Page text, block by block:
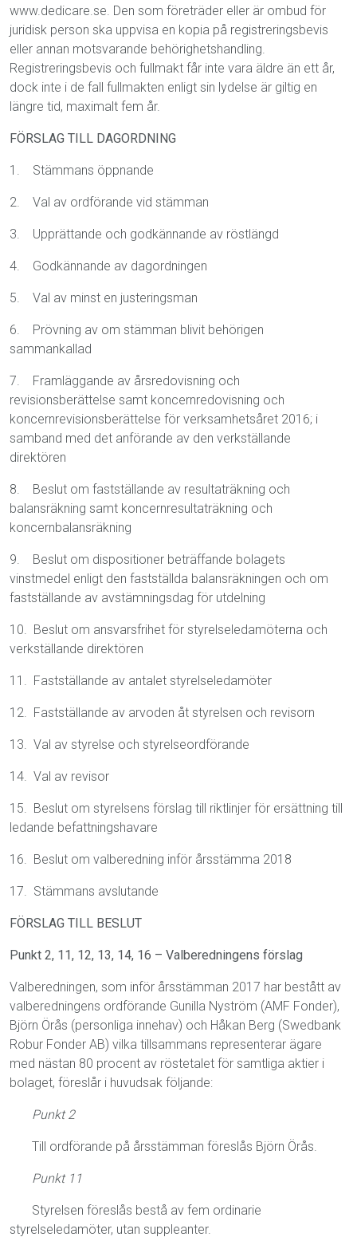
www.dedicare.se. Den som företräder eller är ombud för
juridisk person ska uppvisa en kopia på registreringsbevis
eller annan motsvarande behörighetshandling.
Registreringsbevis och fullmakt får inte vara äldre än ett år,
dock inte i de fall fullmakten enligt sin lydelse är giltig en
längre tid, maximalt fem år.
FÖRSLAG TILL DAGORDNING
1. Stämmans öppnande
2. Val av ordförande vid stämman
3. Upprättande och godkännande av röstlängd
4. Godkännande av dagordningen
5. Val av minst en justeringsman
6. Prövning av om stämman blivit behörigen
sammankallad
7. Framläggande av årsredovisning och
revisionsberättelse samt koncernredovisning och
koncernrevisionsberättelse för verksamhetsåret 2016; i
samband med det anförande av den verkställande
direktören
8. Beslut om fastställande av resultaträkning och
balansräkning samt koncernresultaträkning och
koncernbalansräkning
9. Beslut om dispositioner beträffande bolagets
vinstmedel enligt den fastställda balans­räkningen och om
fastställande av avstämningsdag för utdelning
10. Beslut om ansvarsfrihet för styrelseledamöterna och
verkställande direktören
11. Fastställande av antalet styrelseledamöter
12. Fastställande av arvoden åt styrelsen och revisorn
13. Val av styrelse och styrelseordförande
14. Val av revisor
15. Beslut om styrelsens förslag till riktlinjer för ersättning till
ledande befattningshavare
16. Beslut om valberedning inför årsstämma 2018
17. Stämmans avslutande
FÖRSLAG TILL BESLUT
Punkt 2, 11, 12, 13, 14, 16 – Valberedningens förslag
Valberedningen, som inför årsstämman 2017 har bestått av
valberedningens ordförande Gunilla Nyström (AMF Fonder),
Björn Örås (personliga innehav) och Håkan Berg (Swedbank
Robur Fonder AB) vilka tillsammans representerar ägare
med nästan 80 procent av röstetalet för samtliga aktier i
bolaget, föreslår i huvudsak följande:
Punkt 2
Till ordförande på årsstämman föreslås Björn Örås.
Punkt 11
Styrelsen föreslås bestå av fem ordinarie
styrelseledamöter, utan suppleanter.